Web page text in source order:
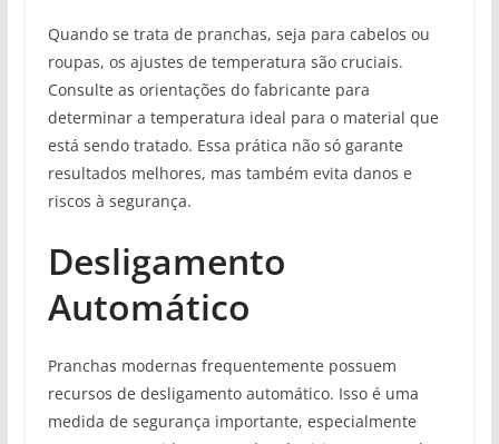
Quando se trata de pranchas, seja para cabelos ou
roupas, os ajustes de temperatura são cruciais.
Consulte as orientações do fabricante para
determinar a temperatura ideal para o material que
está sendo tratado. Essa prática não só garante
resultados melhores, mas também evita danos e
riscos à segurança.
Desligamento
Automático
Pranchas modernas frequentemente possuem
recursos de desligamento automático. Isso é uma
medida de segurança importante, especialmente